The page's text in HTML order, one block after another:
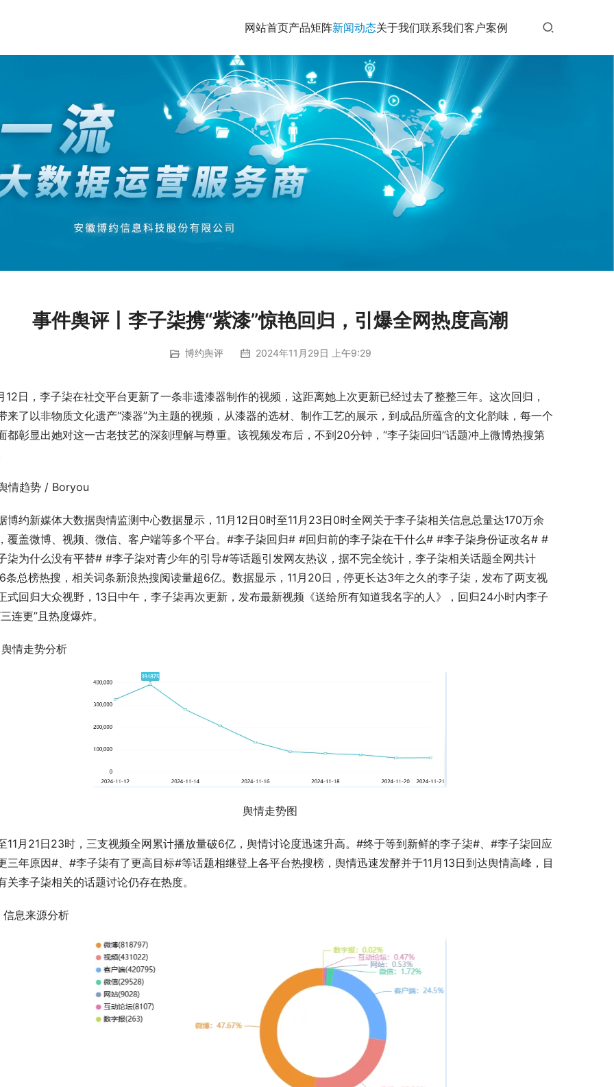
网站首页产品矩阵新闻动态关于我们联系我们客户案例
事件舆评丨李子柒携“紫漆”惊艳回归，引爆全网热度高潮
博约舆评 2024年11月29日 上午9:29
12日，李子柒在社交平台更新了一条非遗漆器制作的视频，这距离她上次更新已经过去了整整三年。这次回归，
来了以非物质文化遗产“漆器”为主题的视频，从漆器的选材、制作工艺的展示，到成品所蕴含的文化韵味，每一个
都彰显出她对这一古老技艺的深刻理解与尊重。该视频发布后，不到20分钟，“李子柒回归”话题冲上微博热搜第
情趋势 / Boryou
博约新媒体大数据舆情监测中心数据显示，11月12日0时至11月23日0时全网关于李子柒相关信息总量达170万余
覆盖微博、视频、微信、客户端等多个平台。#李子柒回归# #回归前的李子柒在干什么# #李子柒身份证改名# #
柒为什么没有平替# #李子柒对青少年的引导#等话题引发网友热议，据不完全统计，李子柒相关话题全网共计
条总榜热搜，相关词条新浪热搜阅读量超6亿。数据显示，11月20日，停更长达3年之久的李子柒，发布了两支视
式回归大众视野，13日中午，李子柒再次更新，发布最新视频《送给所有知道我名字的人》，回归24小时内李子
连更”且热度爆炸。
情走势分析
舆情走势图
11月21日23时，三支视频全网累计播放量破6亿，舆情讨论度迅速升高。#终于等到新鲜的李子柒#、#李子柒回应
三年原因#、#李子柒有了更高目标#等话题相继登上各平台热搜榜，舆情迅速发酵并于11月13日到达舆情高峰，目
关李子柒相关的话题讨论仍存在热度。
信息来源分析